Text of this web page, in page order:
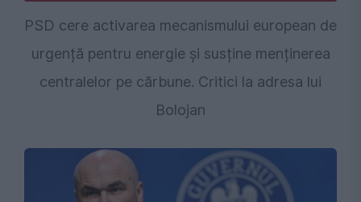
PSD cere activarea mecanismului european de
urgență pentru energie și susține menținerea
centralelor pe cărbune. Critici la adresa lui
Bolojan